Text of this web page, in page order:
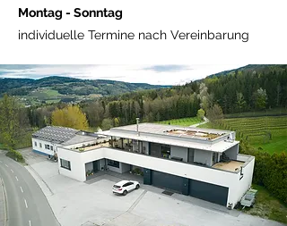
Montag - Sonntag
individuelle Termine nach Vereinbarung